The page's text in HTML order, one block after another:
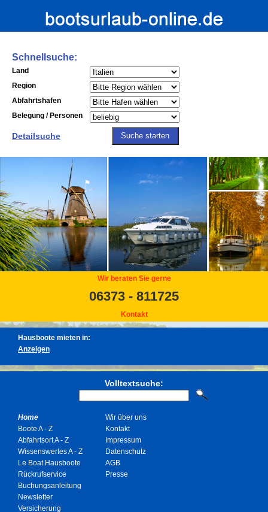
Schnellsuche:
Land
Region
Abfahrtshafen
Belegung / Personen
Detailsuche
Wir beraten Sie gerne
06373 - 811725
Kontakt
Hausboote mieten in:
Volltextsuche:
Home
Boote A - Z
Abfahrtsort A - Z
Wissenswertes A - Z
Le Boat Hausboote
Rückrufservice
Buchungsanleitung
Newsletter
Versicherung
Wir über uns
Kontakt
Impressum
Datenschutz
AGB
Presse